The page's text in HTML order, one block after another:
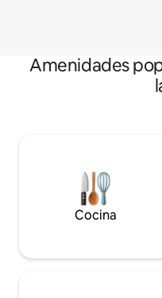
Amenidades
Cocina